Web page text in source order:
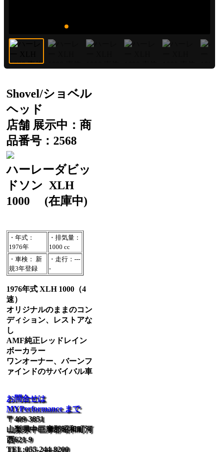
Shovel/ショベル
ヘッド
店舗 展示中：商
品番号：2568
ハーレーダビッ
ドソン XLH
1000
(在庫中)
・年式：
1976年
・排気量：
1000 cc
・車検： 新
規3年登録
・走行：---
-
1976年式 XLH 1000（4
速）
オリジナルのままのコン
ディション、レストアな
し
AMF純正レッドレイン
ボーカラー
ワンオーナー、バーンフ
ァインドのサバイバル車
お問合せは
MYPerformance まで
〒409-3851
山梨県中巨摩郡昭和町河
西621-9
TEL:055-244-8200